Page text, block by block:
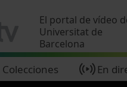
El portal de vídeo
Universitat de
Barcelona
Colecciones En